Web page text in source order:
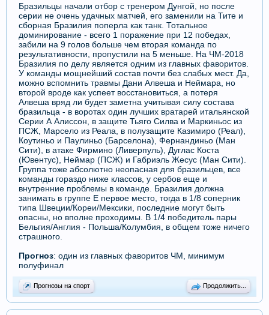
Бразильцы начали отбор с тренером Дунгой, но после
серии не очень удачных матчей, его заменили на Тите и
сборная Бразилия поперла как танк. Тотальное
доминирование - всего 1 поражение при 12 победах,
забили на 9 голов больше чем вторая команда по
результативности, пропустили на 5 меньше. На ЧМ-2018
Бразилия по делу является одним из главных фаворитов.
У команды мощнейший состав почти без слабых мест. Да,
можно вспомнить травмы Дани Алвеша и Неймара, но
второй вроде как успеет восстановиться, а потеря
Алвеша вряд ли будет заметна учитывая силу состава
бразильца - в воротах один лучших вратарей итальянской
Серии А Алиссон, в защите Тьяго Силва и Маркиньос из
ПСЖ, Марсело из Реала, в полузащите Казимиро (Реал),
Коутиньо и Паулиньо (Барселона), Фернандиньо (Ман
Сити), в атаке Фирмино (Ливерпуль), Дуглас Коста
(Ювентус), Неймар (ПСЖ) и Габриэль Жесус (Ман Сити).
Группа тоже абсолютно неопасная для бразильцев, все
команды гораздо ниже классов, у сербов еще и
внутренние проблемы в команде. Бразилия должна
занимать в группе Е первое место, тогда в 1/8 соперник
типа Швеции/Кореи/Мексики, последние могут быть
опасны, но вполне проходимы. В 1/4 победитель пары
Бельгия/Англия - Польша/Колумбия, в общем тоже ничего
страшного.
Прогноз: один из главных фаворитов ЧМ, минимум
полуфинал
Продолжить...
Прогнозы на спорт